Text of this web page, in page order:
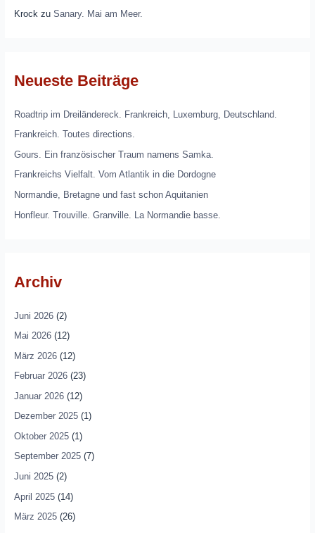
Krock zu Sanary. Mai am Meer.
Neueste Beiträge
Roadtrip im Dreiländereck. Frankreich, Luxemburg, Deutschland.
Frankreich. Toutes directions.
Gours. Ein französischer Traum namens Samka.
Frankreichs Vielfalt. Vom Atlantik in die Dordogne
Normandie, Bretagne und fast schon Aquitanien
Honfleur. Trouville. Granville. La Normandie basse.
Archiv
Juni 2026(2)
Mai 2026(12)
März 2026(12)
Februar 2026(23)
Januar 2026(12)
Dezember 2025(1)
Oktober 2025(1)
September 2025(7)
Juni 2025(2)
April 2025(14)
März 2025(26)